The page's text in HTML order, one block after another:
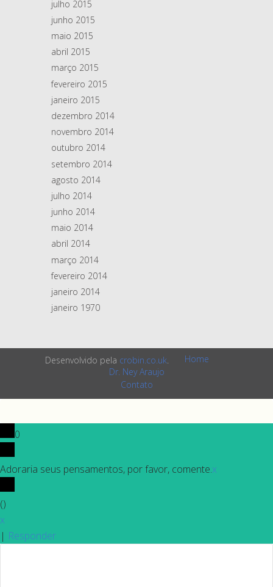
julho 2015
junho 2015
maio 2015
abril 2015
março 2015
fevereiro 2015
janeiro 2015
dezembro 2014
novembro 2014
outubro 2014
setembro 2014
agosto 2014
julho 2014
junho 2014
maio 2014
abril 2014
março 2014
fevereiro 2014
janeiro 2014
janeiro 1970
Desenvolvido pela crobin.co.uk.
Home
Dr. Ney Araujo
Contato
0
Adoraria seus pensamentos, por favor, comente.x
()
x
| Responder